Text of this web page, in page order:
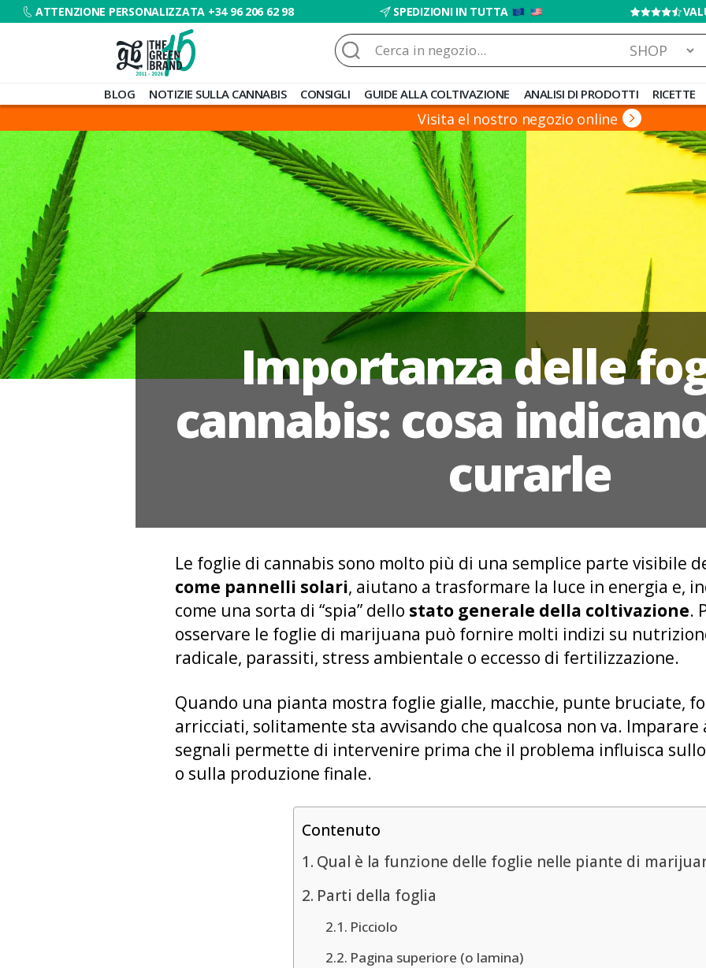
ATTENZIONE PERSONALIZZATA +34 96 206 62 98 SPEDIZIONI IN TUTTA
de
Barato
Cerca:
BLOG NOTIZIE SULLA CANNABIS CONSIGLI GUIDE ALLA COLTIVAZIONE ANALISI DI PRODOTTI RICETTE
Visita el nostro negozio online
Importanza delle
cannabis: cosa
curarle
Le foglie di cannabis sono molto più di una semplice parte visibile
come pannelli solari, aiutano a trasformare la luce in energia e,
come una sorta di “spia” dello stato generale della coltivazione.
osservare le foglie di marijuana può fornire molti indizi su
radicale, parassiti, stress ambientale o eccesso di fertilizzazione.
Quando una pianta mostra foglie gialle, macchie, punte bruciate,
arricciati, solitamente sta avvisando che qualcosa non va.
segnali permette di intervenire prima che il problema influisca
o sulla produzione finale.
Contenuto
Qual è la funzione delle foglie nelle piante di
Parti della foglia
Picciolo
Pagina superiore (o lamina)